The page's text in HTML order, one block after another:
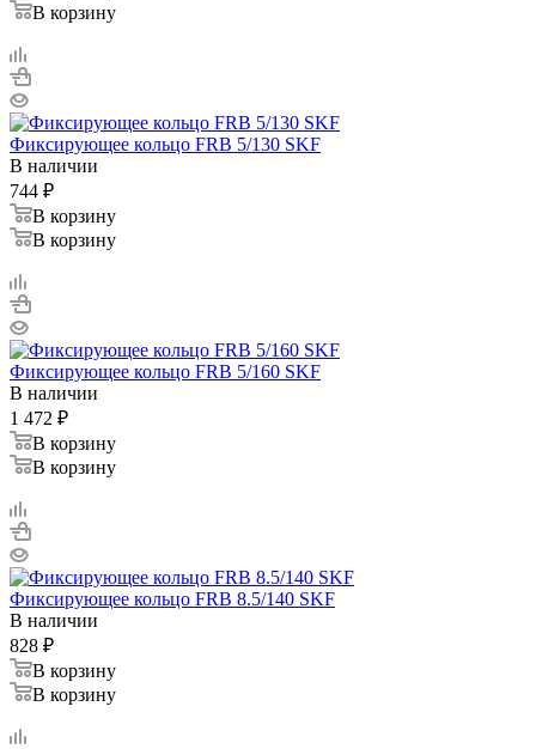
В корзину
Фиксирующее кольцо FRB 5/130 SKF
В наличии
744 ₽
В корзину
В корзину
Фиксирующее кольцо FRB 5/160 SKF
В наличии
1 472 ₽
В корзину
В корзину
Фиксирующее кольцо FRB 8.5/140 SKF
В наличии
828 ₽
В корзину
В корзину